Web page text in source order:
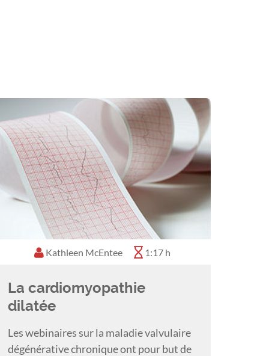
Kathleen McEntee 1:17 h
La cardiomyopathie
dilatée
Les webinaires sur la maladie valvulaire
dégénérative chronique ont pour but de